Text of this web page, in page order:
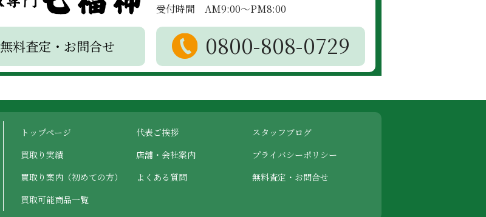
受付時間 AM9:00～PM8:00
無料査定・お問合せ 0800-808-0729
トップページ 代表ご挨拶
スタッフブログ
買取り実績
店舗・会社案内
プライバシーポリシー
買取り案内（初めての方）
よくある質問
無料査定・お問合せ
買取可能商品一覧